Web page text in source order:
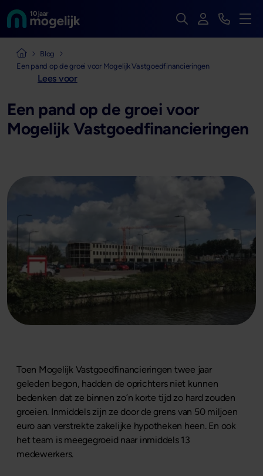
Naar de homepage van Zoek op de hele
InloggenBekijk
Menu
Naar de homepage van Mogelijk Vastgoedfinancieringen
Blog
Een pand op de groei voor Mogelijk Vastgoedfinancieringen
Lees voor
Een pand op de groei voor
Mogelijk Vastgoedfinancieringen
Toen Mogelijk Vastgoedfinancieringen twee jaar
geleden begon, hadden de oprichters niet kunnen
bedenken dat ze binnen zo’n korte tijd zo hard zouden
groeien. Inmiddels zijn ze door de grens van 50 miljoen
euro aan verstrekte zakelijke hypotheken heen. En ook
het team is meegegroeid naar inmiddels 13
medewerkers.